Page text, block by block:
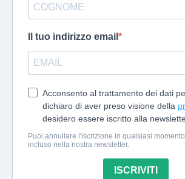
Il tuo indirizzo email
Acconsento al trattamento dei dati
dichiaro di aver preso visione della
desidero essere iscritto alla
Puoi annullare l'iscrizione in qualsiasi
incluso nella nostra newsletter.
ISCRIVITI